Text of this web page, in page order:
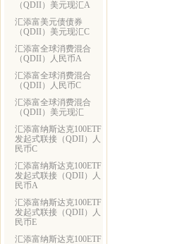
（QDII）美元现汇A
汇添富美元债债券
（QDII）美元现汇C
汇添富全球消费混合
（QDII）人民币A
汇添富全球消费混合
（QDII）人民币C
汇添富全球消费混合
（QDII）美元现汇
汇添富纳斯达克100ETF
发起式联接（QDII）人
民币C
汇添富纳斯达克100ETF
发起式联接（QDII）人
民币A
汇添富纳斯达克100ETF
发起式联接（QDII）人
民币E
汇添富纳斯达克100ETF